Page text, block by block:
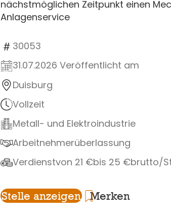
nächstmöglichen Zeitpunkt einen
Anlagenservice
30053
31.07.2026 Veröffentlicht am
Duisburg
Vollzeit
Metall- und Elektroindustrie
Arbeitnehmerüberlassung
Verdienstvon 21 €bis 25 €brutto/
Stelle anzeigen Merken